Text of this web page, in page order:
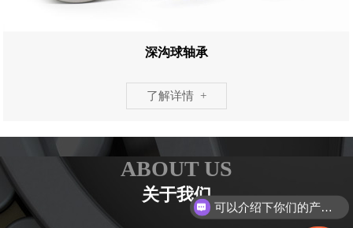
深沟球轴承
了解详情 +
ABOUT US
关于我们
可以介绍下你们的产品么